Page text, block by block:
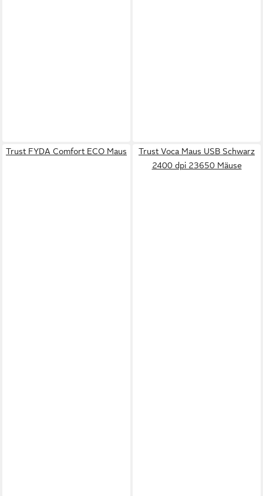
Trust FYDA Comfort ECO Maus
Trust Voca Maus USB Schwarz
2400 dpi 23650 Mäuse